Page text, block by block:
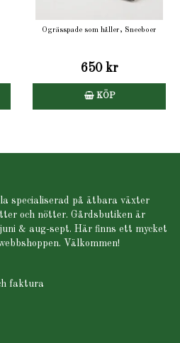
Ogrässpade som håller, Sneeboer
650 kr
KÖP
specialiserad på ätbara växter
och nötter. Gårdsbutiken är
& aug-sept. Här finns ett mycket
Välkommen!
faktura